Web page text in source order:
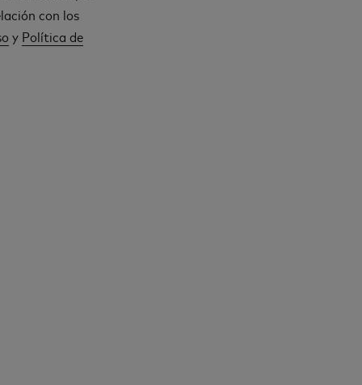
con los
y Política de